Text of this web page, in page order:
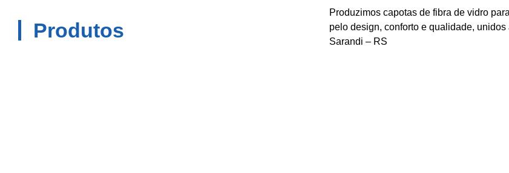
Produtos
Produzimos capotas de fibra de vidro
pelo design, conforto e qualidade,
Sarandi – RS